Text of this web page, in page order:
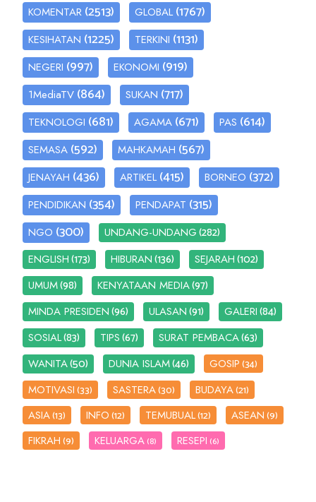
KOMENTAR (2513) GLOBAL (1767)
KESIHATAN (1225) TERKINI (1131)
NEGERI (997) EKONOMI (919)
1MediaTV (864) SUKAN (717)
TEKNOLOGI (681) AGAMA (671) PAS (614)
SEMASA (592) MAHKAMAH (567)
JENAYAH (436) ARTIKEL (415) BORNEO (372)
PENDIDIKAN (354) PENDAPAT (315)
NGO (300) UNDANG-UNDANG(282)
ENGLISH(173) HIBURAN(136) SEJARAH(102)
UMUM(98) KENYATAAN MEDIA(97)
MINDA PRESIDEN(96) ULASAN(91) GALERI(84)
SOSIAL(83) TIPS(67) SURAT PEMBACA(63)
WANITA(50) DUNIA ISLAM(46) GOSIP(34)
MOTIVASI(33) SASTERA(30) BUDAYA(21)
ASIA(13) INFO(12) TEMUBUAL(12) ASEAN(9)
FIKRAH(9) KELUARGA (8) RESEPI (6)